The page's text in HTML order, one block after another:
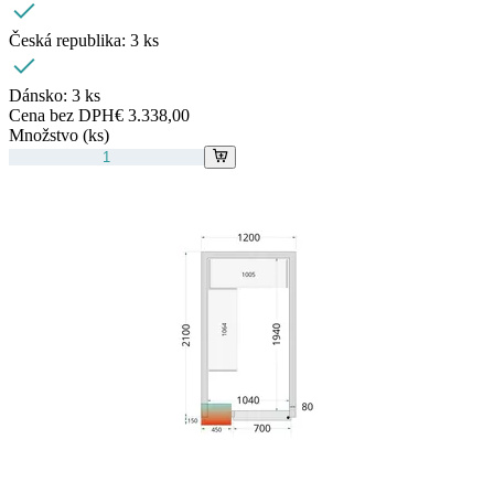
Česká republika: 3 ks
Dánsko: 3 ks
Cena bez DPH€ 3.338,00
Množstvo (ks)